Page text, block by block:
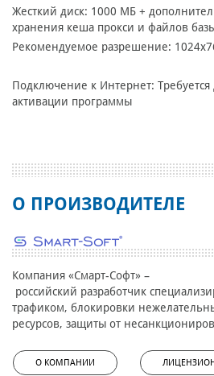
Жесткий диск: 1000 МБ +
хранения кеша прокси и файлов
Рекомендуемое разрешение:
Подключение к Интернет:
активации программы
О ПРОИЗВОДИТЕЛЕ
Компания «Смарт-Софт» –
российский разработчик
трафиком, блокировки
ресурсов, защиты от
О КОМПАНИИ